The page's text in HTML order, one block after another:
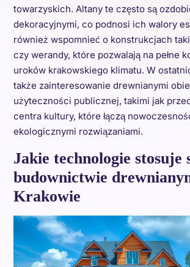
towarzyskich. Altany te często są
dekoracyjnymi, co podnosi ich walory
również wspomnieć o konstrukcjach
czy werandy, które pozwalają na pełne
uroków krakowskiego klimatu. W
także zainteresowanie drewnianymi
użyteczności publicznej, takimi jak
centra kultury, które łączą
ekologicznymi rozwiązaniami.
Jakie technologie stosuje
budownictwie
Krakowie